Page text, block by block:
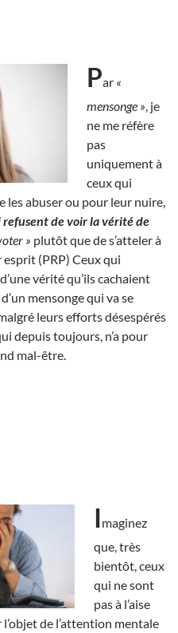
Par «
mensonge » , je
ne me réfère
pas
uniquement à
ceux qui
les abuser ou pour leur nuire,
refusent de voir la vérité de
» plutôt que de s’atteler à
(PRP) Ceux qui
vérité qu’ils cachaient
mensonge qui va se
leurs efforts désespérés
depuis toujours, n’a pour
mal-être.
Imaginez
que, très
bientôt, ceux
qui ne sont
pas à l’aise
de l’attention mentale